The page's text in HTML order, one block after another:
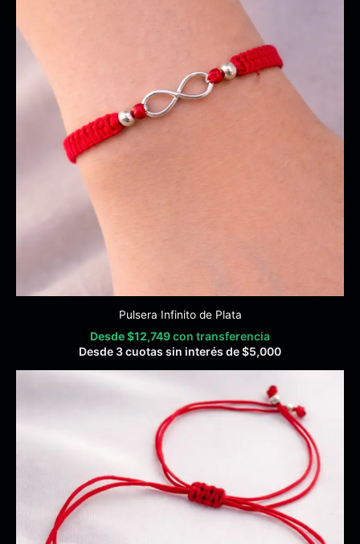
Pulsera Infinito de Plata
Desde$12,749con transferencia
Desde 3 cuotas sin interés de$5,000